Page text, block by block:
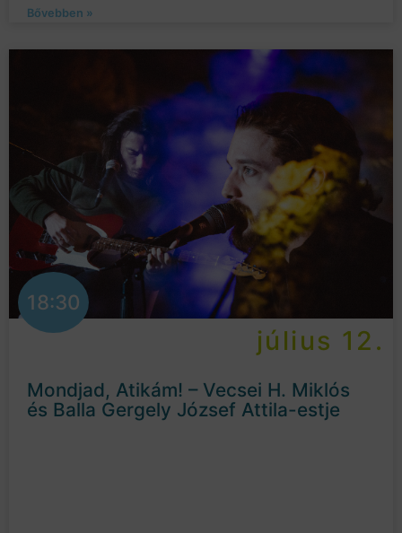
Bővebben »
18:30
július 12.
Mondjad, Atikám! – Vecsei H. Miklós
és Balla Gergely József Attila-estje